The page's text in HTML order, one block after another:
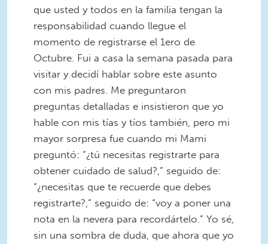
que usted y todos en la familia tengan la
responsabilidad cuando llegue el
momento de registrarse el 1ero de
Octubre. Fui a casa la semana pasada para
visitar y decidí hablar sobre este asunto
con mis padres. Me preguntaron
preguntas detalladas e insistieron que yo
hable con mis tías y tíos también, pero mi
mayor sorpresa fue cuando mi Mami
preguntó: “¿tú necesitas registrarte para
obtener cuidado de salud?,” seguido de:
“¿necesitas que te recuerde que debes
registrarte?,” seguido de: “voy a poner una
nota en la nevera para recordártelo.” Yo sé,
sin una sombra de duda, que ahora que yo